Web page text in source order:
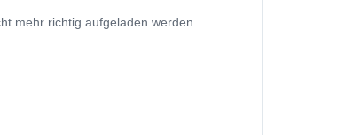
mehr richtig aufgeladen werden.